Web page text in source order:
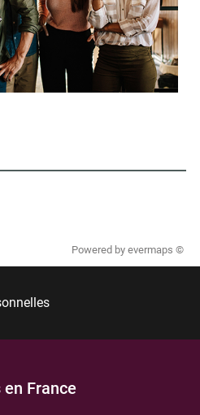
Powered by evermaps ©
France